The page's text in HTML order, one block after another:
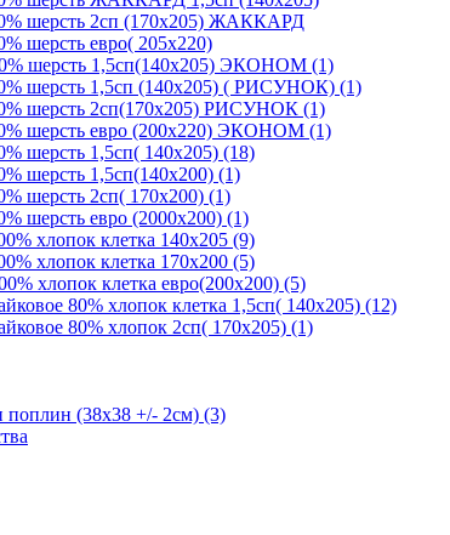
шерсть 2сп (170х205) ЖАККАРД
шерсть евро( 205х220)
шерсть 1,5сп(140х205) ЭКОНОМ (1)
шерсть 1,5сп (140х205) ( РИСУНОК) (1)
шерсть 2сп(170х205) РИСУНОК (1)
шерсть евро (200х220) ЭКОНОМ (1)
шерсть 1,5сп( 140х205) (18)
шерсть 1,5сп(140х200) (1)
шерсть 2сп( 170х200) (1)
шерсть евро (2000х200) (1)
хлопок клетка 140х205 (9)
хлопок клетка 170х200 (5)
хлопок клетка евро(200х200) (5)
80% хлопок клетка 1,5сп( 140х205) (12)
80% хлопок 2сп( 170х205) (1)
поплин (38х38 +/- 2см) (3)